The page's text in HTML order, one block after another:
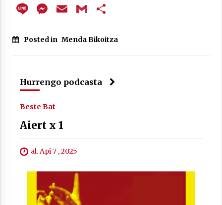
Berria egunkarian elkarrizketa
Zebrabidearen denboraldi amaiera
EHZtik
LineMessenger
EmailGmail
Posted in Menda Bikoitza
Hurrengo podcasta
Beste Bat
Aiert x 1
al. Api 7 , 2025